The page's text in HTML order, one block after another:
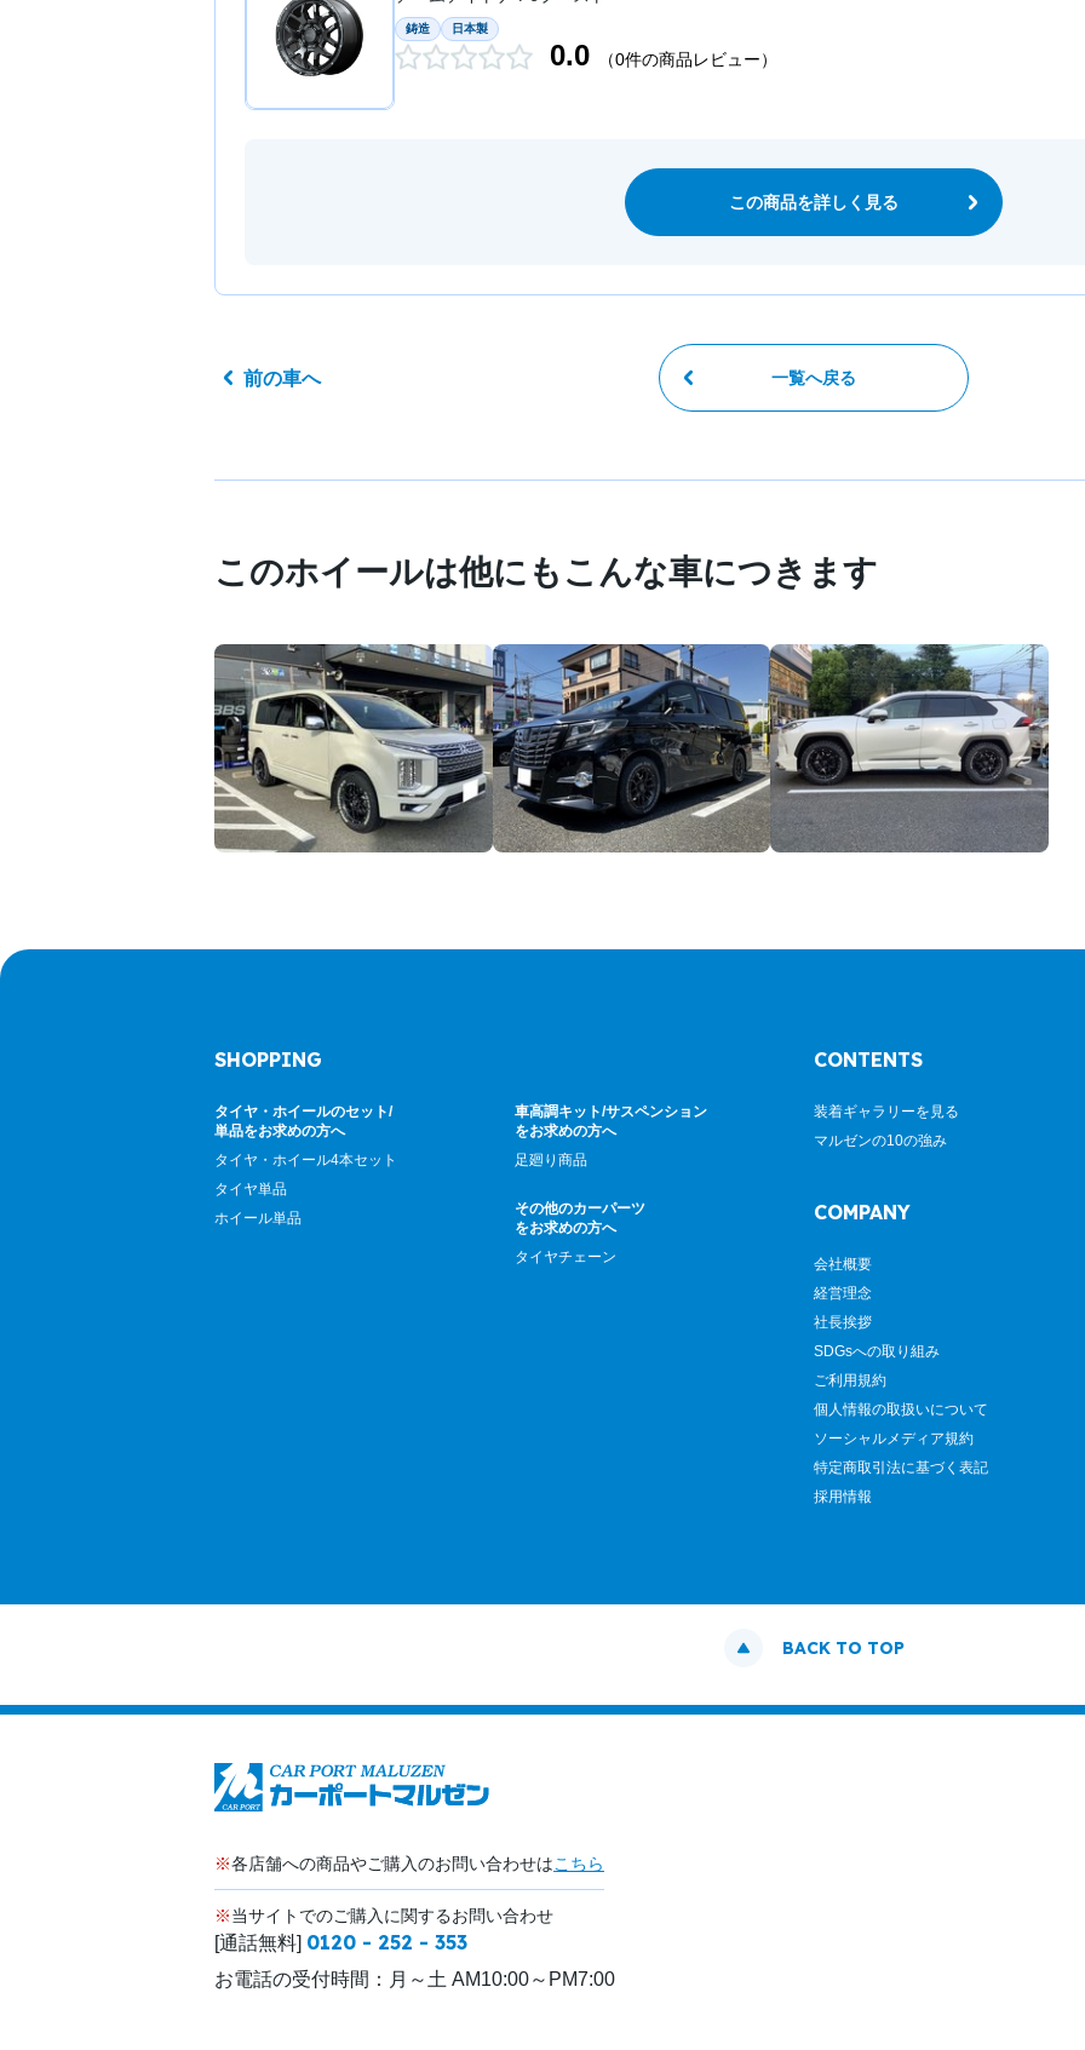
鋳造 日本製
0.0 （0件の商品レビュー）
この商品を詳しく見る
前の車へ 一覧へ戻る
このホイールは他にもこんな車につきます
SHOPPING
タイヤ・ホイールのセット/
単品をお求めの方へ
タイヤ・ホイール4本セット
タイヤ単品
ホイール単品
車高調キット/サスペンション
をお求めの方へ
足廻り商品
その他のカーパーツ
をお求めの方へ
タイヤチェーン
CONTENTS
装着ギャラリーを見る
マルゼンの10の強み
COMPANY
会社概要
経営理念
社長挨拶
SDGsへの取り組み
ご利用規約
個人情報の取扱いについて
ソーシャルメディア規約
特定商取引法に基づく表記
採用情報
BACK TO TOP
※各店舗への商品やご購入のお問い合わせはこちら
※当サイトでのご購入に関するお問い合わせ
[通話無料] 0120 - 252 - 353
お電話の受付時間： 月～土 AM10:00～PM7:00